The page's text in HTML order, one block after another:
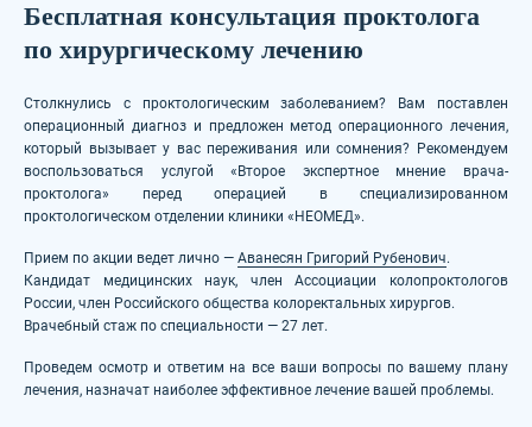
Бесплатная консультация проктолога
по хирургическому лечению
Столкнулись с проктологическим заболеванием? Вам поставлен
операционный диагноз и предложен метод операционного лечения,
который вызывает у вас переживания или сомнения? Рекомендуем
воспользоваться услугой «Второе экспертное мнение врача-
проктолога» перед операцией в специализированном
проктологическом отделении клиники «НЕОМЕД».
Прием по акции ведет лично — Аванесян Григорий Рубенович.
Кандидат медицинских наук, член Ассоциации колопроктологов
России, член Российского общества колоректальных хирургов.
Врачебный стаж по специальности — 27 лет.
Проведем осмотр и ответим на все ваши вопросы по вашему плану
лечения, назначат наиболее эффективное лечение вашей проблемы.